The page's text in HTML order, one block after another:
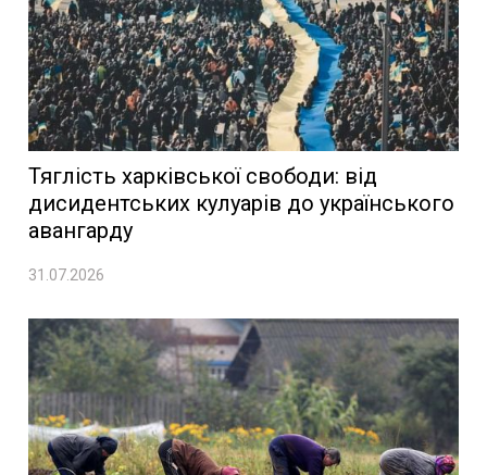
Тяглість харківської свободи: від
дисидентських кулуарів до українського
авангарду
31.07.2026